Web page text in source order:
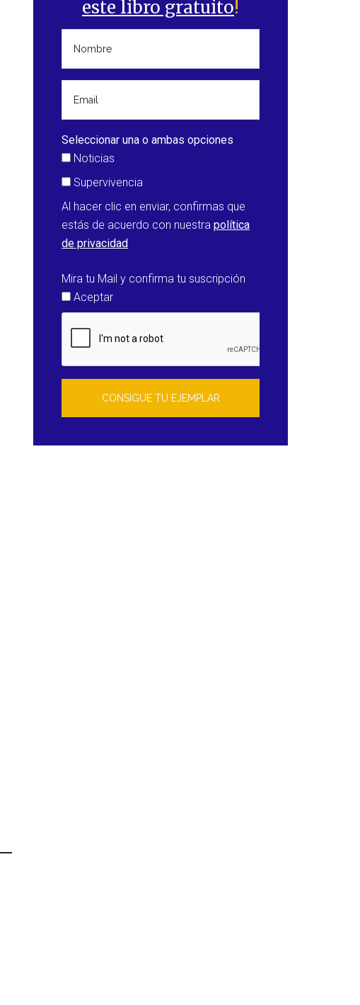
este libro gratuito!
Seleccionar una o ambas opciones
Noticias
Supervivencia
Al hacer clic en enviar, confirmas que
estás de acuerdo con nuestra política
de privacidad
Mira tu Mail y confirma tu suscripción
Aceptar